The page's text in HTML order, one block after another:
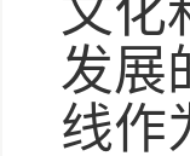
文化
发展
线作